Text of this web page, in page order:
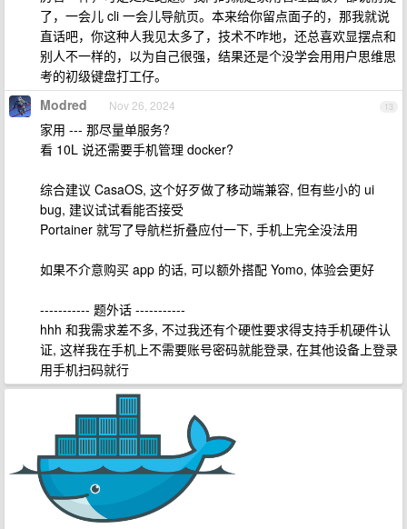
了，一会儿 cli 一会儿导航页。本来给你留点面子的，那我就说
直话吧，你这种人我见太多了，技术不咋地，还总喜欢显摆点和
别人不一样的，以为自己很强，结果还是个没学会用用户思维思
考的初级键盘打工仔。
13
Modred Nov 26, 2024
家用 --- 那尽量单服务?
看 10L 说还需要手机管理 docker?
综合建议 CasaOS, 这个好歹做了移动端兼容, 但有些小的 ui
bug, 建议试试看能否接受
Portainer 就写了导航栏折叠应付一下, 手机上完全没法用
如果不介意购买 app 的话, 可以额外搭配 Yomo, 体验会更好
----------- 题外话 -----------
hhh 和我需求差不多, 不过我还有个硬性要求得支持手机硬件认
证, 这样我在手机上不需要账号密码就能登录, 在其他设备上登录
用手机扫码就行